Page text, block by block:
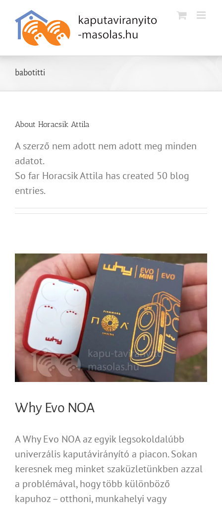
Kihagyás
babotitti
About Horacsik Attila
A szerző nem adott nem adott meg minden
adatot.
So far Horacsik Attila has created 50 blog
entries.
Why Evo NOA
A Why Evo NOA az egyik legsokoldalúbb
univerzális kaputávirányító a piacon. Sokan
keresnek meg minket szaküzletünkben azzal
a problémával, hogy több különböző
kapuhoz – otthoni, munkahelyi vagy